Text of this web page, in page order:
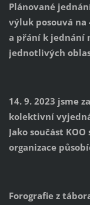
Plánované
výluk posouvá na
a přání k jednání
jednotlivých
14. 9. 2023 jsme
kolektivní
Jako součást
organizace
Forografie z